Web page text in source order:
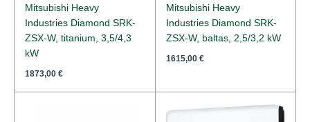
Mitsubishi Heavy
Industries Diamond SRK-
ZSX-W, titanium, 3,5/4,3
kW
1873,00 €
Mitsubishi Heavy
Industries Diamond SRK-
ZSX-W, baltas, 2,5/3,2 kW
1615,00 €